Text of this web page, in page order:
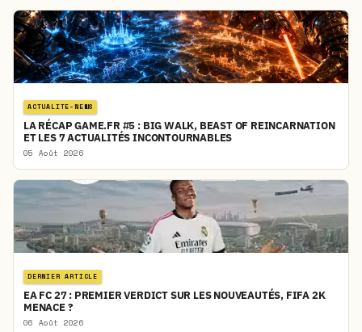
ACTUALITE-NEWS
LA RÉCAP GAME.FR #5 : BIG WALK, BEAST OF REINCARNATION
ET LES 7 ACTUALITÉS INCONTOURNABLES
05 Août 2026
DERNIER ARTICLE
EA FC 27 : PREMIER VERDICT SUR LES NOUVEAUTÉS, FIFA 2K
MENACE ?
06 Août 2026